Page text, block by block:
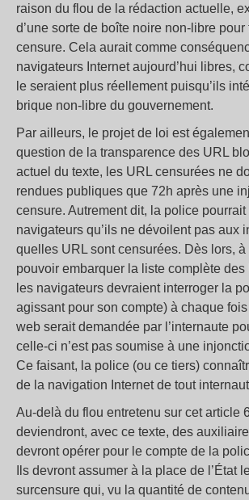
raison du flou de la rédaction actuelle,
d’une sorte de boîte noire non-libre pour
censure. Cela aurait comme
navigateurs Internet aujourd’hui libres,
le seraient plus réellement puisqu’ils
brique non-libre du gouvernement.
Par ailleurs, le projet de loi est
question de la transparence des URL
actuel du texte, les URL censurées ne
rendues publiques que 72h après une
censure. Autrement dit, la police
navigateurs qu’ils ne dévoilent pas aux
quelles URL sont censurées. Dès lors,
pouvoir embarquer la liste complète des
les navigateurs devraient interroger la
agissant pour son compte) à chaque fois
web serait demandée par l’internaute
celle-ci n’est pas soumise à une
Ce faisant, la police (ou ce tiers)
de la navigation Internet de tout
Au-delà du flou entretenu sur cet article
deviendront, avec ce texte, des
devront opérer pour le compte de la
Ils devront assumer à la place de l’État
surcensure qui, vu la quantité de